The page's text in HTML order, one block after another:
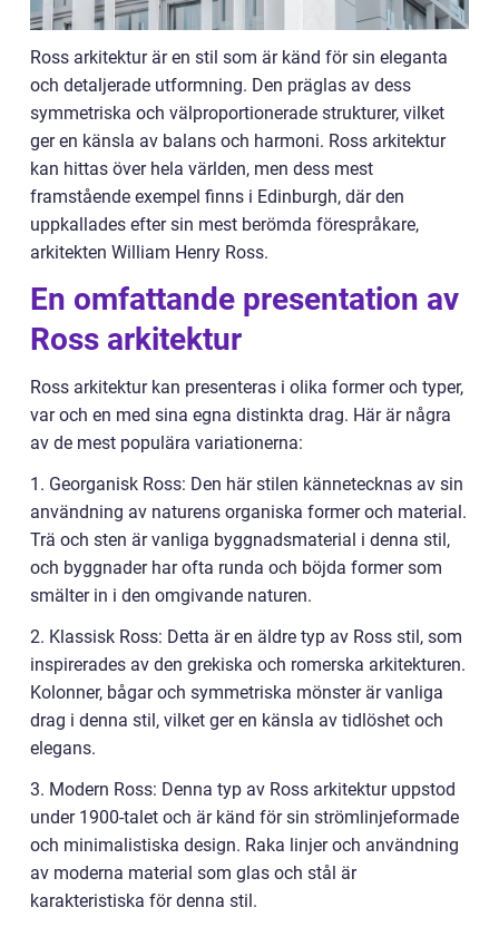
Ross arkitektur är en stil som är känd för sin eleganta
och detaljerade utformning. Den präglas av dess
symmetriska och välproportionerade strukturer, vilket
ger en känsla av balans och harmoni. Ross arkitektur
kan hittas över hela världen, men dess mest
framstående exempel finns i Edinburgh, där den
uppkallades efter sin mest berömda förespråkare,
arkitekten William Henry Ross.
En omfattande presentation av
Ross arkitektur
Ross arkitektur kan presenteras i olika former och typer,
var och en med sina egna distinkta drag. Här är några
av de mest populära variationerna:
1. Georganisk Ross: Den här stilen kännetecknas av sin
användning av naturens organiska former och material.
Trä och sten är vanliga byggnadsmaterial i denna stil,
och byggnader har ofta runda och böjda former som
smälter in i den omgivande naturen.
2. Klassisk Ross: Detta är en äldre typ av Ross stil, som
inspirerades av den grekiska och romerska arkitekturen.
Kolonner, bågar och symmetriska mönster är vanliga
drag i denna stil, vilket ger en känsla av tidlöshet och
elegans.
3. Modern Ross: Denna typ av Ross arkitektur uppstod
under 1900-talet och är känd för sin strömlinjeformade
och minimalistiska design. Raka linjer och användning
av moderna material som glas och stål är
karakteristiska för denna stil.